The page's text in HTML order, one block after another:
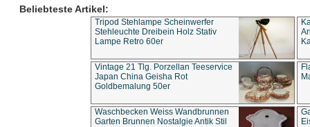
Beliebteste Artikel:
Tripod Stehlampe Scheinwerfer
Stehleuchte Dreibein Holz Stativ
Lampe Retro 60er
Vintage 21 Tlg. Porzellan Teeservice
Japan China Geisha Rot
Goldbemalung 50er
Waschbecken Weiss Wandbrunnen
Garten Brunnen Nostalgie Antik Stil